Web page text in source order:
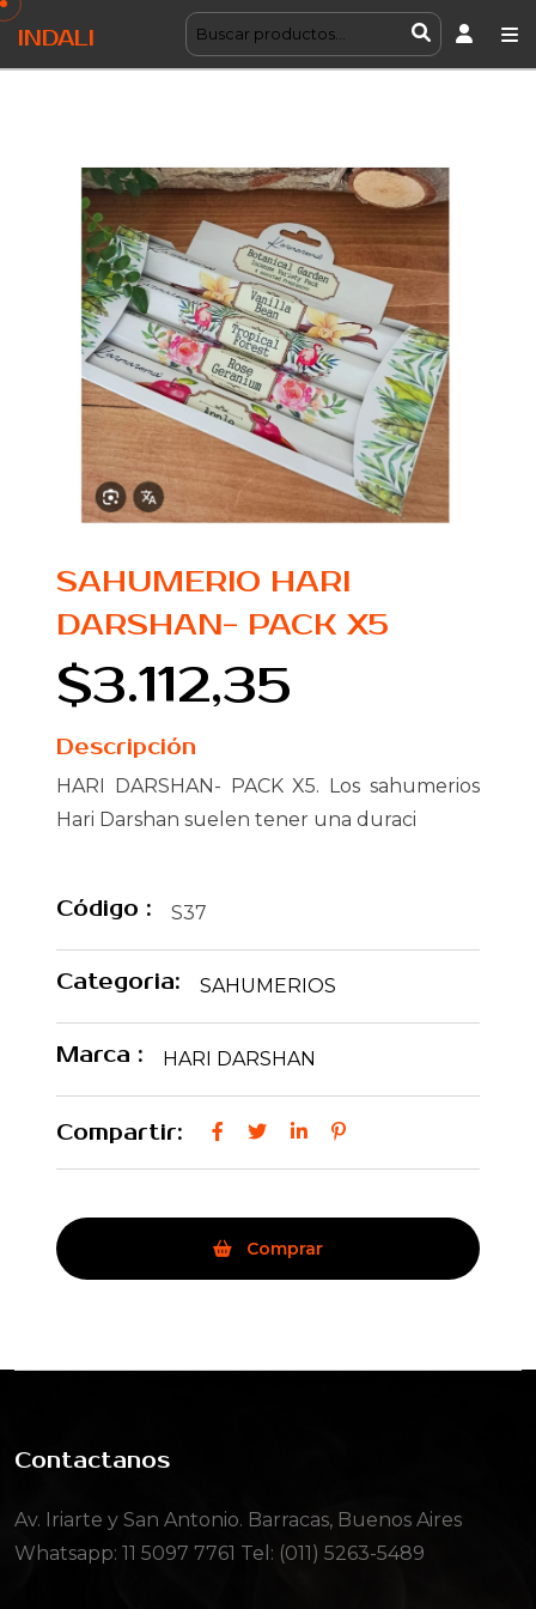
INDALI
SAHUMERIO HARI
DARSHAN- PACK X5
$3.112,35
Descripción
HARI DARSHAN- PACK X5. Los sahumerios
Hari Darshan suelen tener una duraci
Código : S37
Categoria: SAHUMERIOS
Marca : HARI DARSHAN
Compartir:
Comprar
Contactanos
Av. Iriarte y San Antonio. Barracas, Buenos Aires
Whatsapp: 11 5097 7761 Tel: (011) 5263-5489